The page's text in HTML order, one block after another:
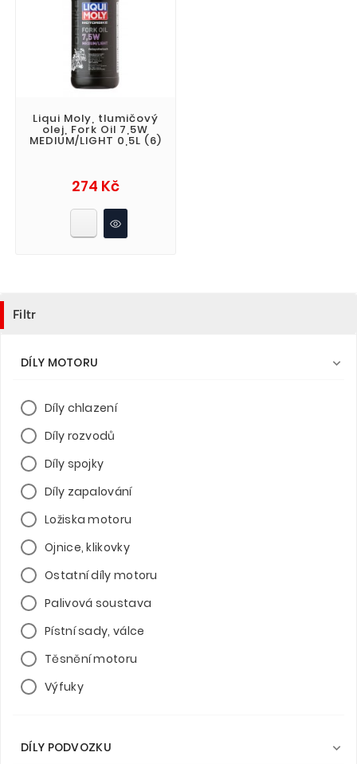
Liqui Moly, tlumičový
olej, Fork Oil 7,5W
MEDIUM/LIGHT 0,5L (6)
274 KčCena
Filtr
DÍLY MOTORU 
Díly chlazení
Díly rozvodů
Díly spojky
Díly zapalování
Ložiska motoru
Ojnice, klikovky
Ostatní díly motoru
Palivová soustava
Pístní sady, válce
Těsnění motoru
Výfuky
DÍLY PODVOZKU 